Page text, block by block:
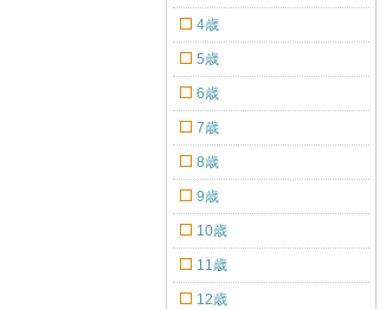
4歳
5歳
6歳
7歳
8歳
9歳
10歳
11歳
12歳